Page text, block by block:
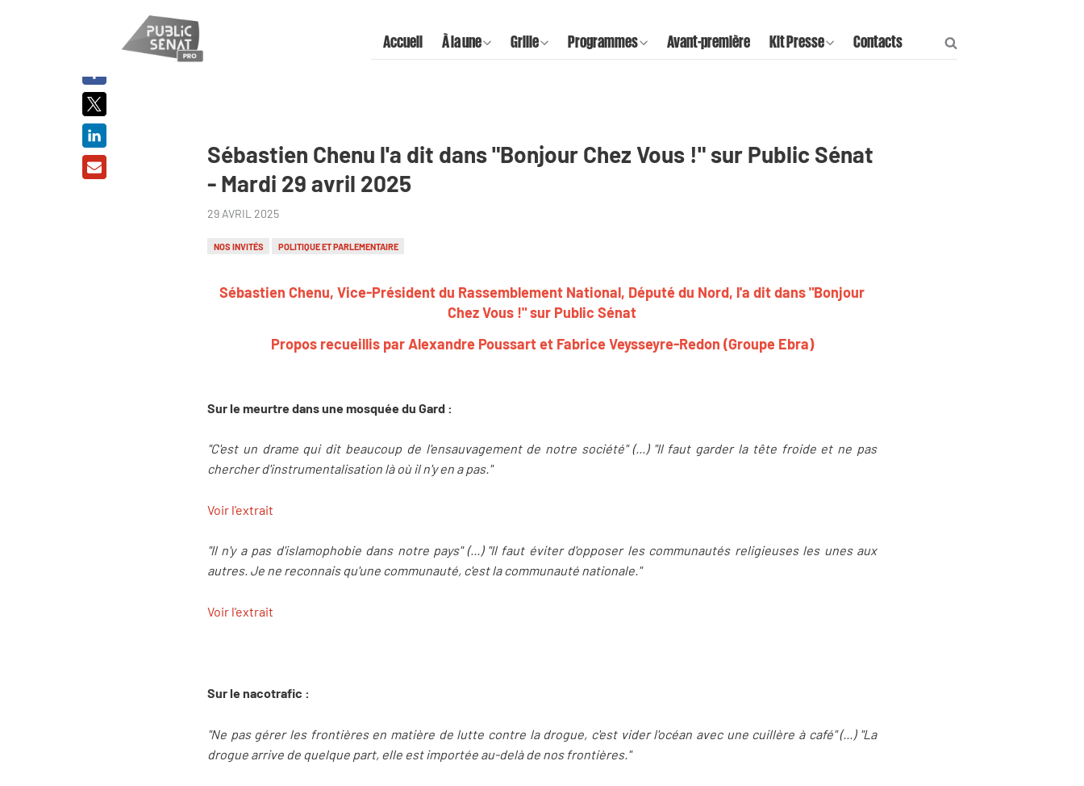
Accueil À la une Grille Programmes Avant-première Kit Presse Contacts
Sébastien Chenu l'a dit dans "Bonjour Chez Vous !" sur Public Sénat
- Mardi 29 avril 2025
29 AVRIL 2025
NOS INVITÉS POLITIQUE ET PARLEMENTAIRE
Sébastien Chenu, Vice-Président du Rassemblement National, Député du Nord, l'a dit dans "Bonjour
Chez Vous !" sur Public Sénat
Propos recueillis par Alexandre Poussart et Fabrice Veysseyre-Redon (Groupe Ebra)
Sur le meurtre dans une mosquée du Gard :
"C'est un drame qui dit beaucoup de l'ensauvagement de notre société" (...) "Il faut garder la tête froide et ne pas
chercher d'instrumentalisation là où il n'y en a pas."
Voir l'extrait
"Il n'y a pas d'islamophobie dans notre pays" (...) "Il faut éviter d'opposer les communautés religieuses les unes aux
autres. Je ne reconnais qu'une communauté, c'est la communauté nationale."
Voir l'extrait
Sur le nacotrafic :
"Ne pas gérer les frontières en matière de lutte contre la drogue, c'est vider l'océan avec une cuillère à café" (...) "La
drogue arrive de quelque part, elle est importée au-delà de nos frontières."